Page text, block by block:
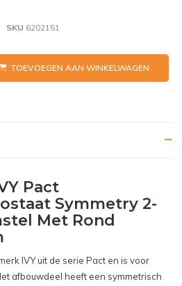
SKU 6202151
TOEVOEGEN AAN WINKELWAGEN
Pact
Symmetry 2-
Met Rond
IVY uit de serie Pact en is voor
afbouwdeel heeft een symmetrisch